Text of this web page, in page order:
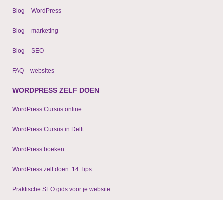
Blog – WordPress
Blog – marketing
Blog – SEO
FAQ – websites
WORDPRESS ZELF DOEN
WordPress Cursus online
WordPress Cursus in Delft
WordPress boeken
WordPress zelf doen: 14 Tips
Praktische SEO gids voor je website